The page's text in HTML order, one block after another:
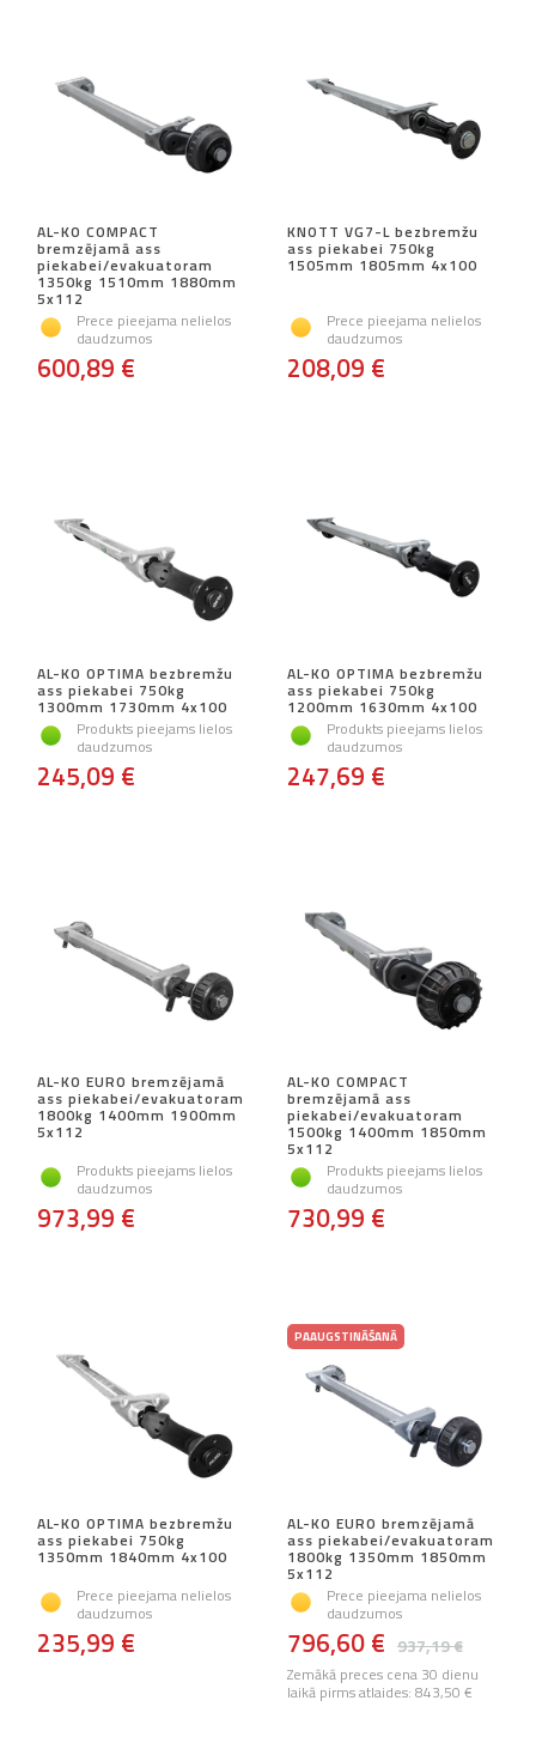
AL-KO COMPACT
bremzējamā ass
piekabei/evakuatoram
1350kg 1510mm 1880mm
5x112
Prece pieejama nelielos
daudzumos
600,89 €
KNOTT VG7-L bezbremžu
ass piekabei 750kg
1505mm 1805mm 4x100
Prece pieejama nelielos
daudzumos
208,09 €
AL-KO OPTIMA bezbremžu
ass piekabei 750kg
1300mm 1730mm 4x100
Produkts pieejams lielos
daudzumos
245,09 €
AL-KO OPTIMA bezbremžu
ass piekabei 750kg
1200mm 1630mm 4x100
Produkts pieejams lielos
daudzumos
247,69 €
AL-KO EURO bremzējamā
ass piekabei/evakuatoram
1800kg 1400mm 1900mm
5x112
Produkts pieejams lielos
daudzumos
973,99 €
AL-KO COMPACT
bremzējamā ass
piekabei/evakuatoram
1500kg 1400mm 1850mm
5x112
Produkts pieejams lielos
daudzumos
730,99 €
AL-KO OPTIMA bezbremžu
ass piekabei 750kg
1350mm 1840mm 4x100
Prece pieejama nelielos
daudzumos
235,99 €
PAAUGSTINĀŠANĀ
AL-KO EURO bremzējamā
ass piekabei/evakuatoram
1800kg 1350mm 1850mm
5x112
Prece pieejama nelielos
daudzumos
937,19 €
796,60 €
Zemākā preces cena 30 dienu
laikā pirms atlaides: 843,50 €